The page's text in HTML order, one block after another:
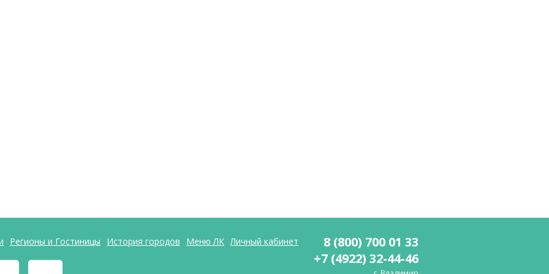
Регионы и Гостиницы История городов Меню ЛК Личный кабинет
8 (800) 700 01 33
+7 (4922) 32-44-46